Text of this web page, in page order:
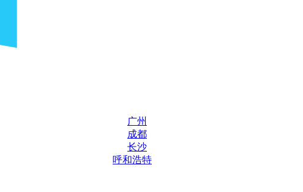
广州
成都
长沙
呼和浩特